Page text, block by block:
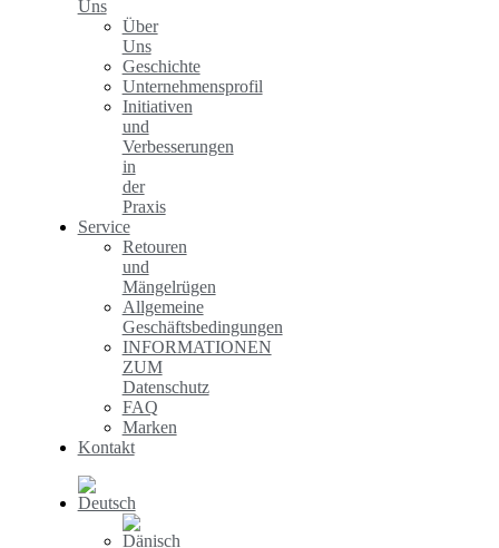
Uns
Über
Uns
Geschichte
Unternehmensprofil
Initiativen
und
Verbesserungen
in
der
Praxis
Service
Retouren
und
Mängelrügen
Allgemeine
Geschäftsbedingungen
INFORMATIONEN
ZUM
Datenschutz
FAQ
Marken
Kontakt